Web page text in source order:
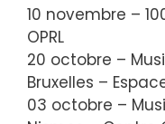
10 novembre –
OPRL
20 octobre –
Bruxelles –
03 octobre –